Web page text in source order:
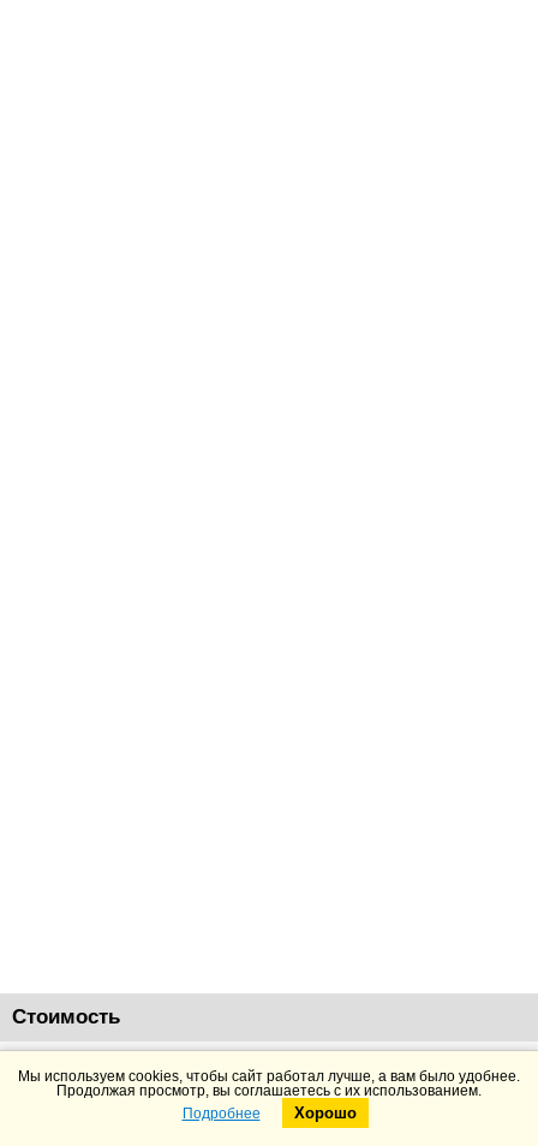
Стоимость
48944 руб. Добавить в корзину Подробнее
Telegram
Мы используем cookies, чтобы сайт работал лучше, а вам было удобнее.
Продолжая просмотр, вы соглашаетесь с их использованием.
Подробнее
Хорошо